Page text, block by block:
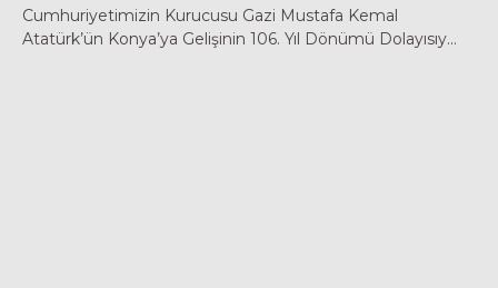
Cumhuriyetimizin Kurucusu Gazi Mustafa Kemal
Atatürk’ün Konya’ya Gelişinin 106. Yıl Dönümü Dolayısıy...